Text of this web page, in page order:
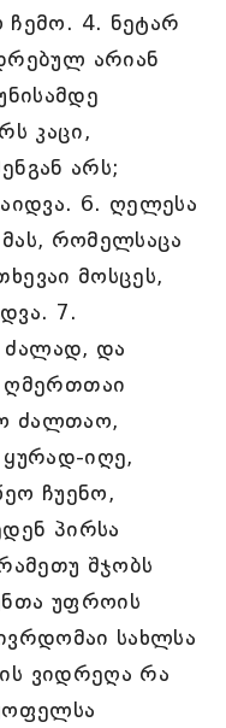
4. ნეტარ
არიან
კაცი,
არს;
6. ღელესა
რომელსაცა
მოსცეს,
7.
ძალად, და
ღმერთთაი
ძალთაო,
ყურად-იღე,
ჩუენო,
პირსა
შჯობს
უფროის
სახლსა
ვიდრეღა რა